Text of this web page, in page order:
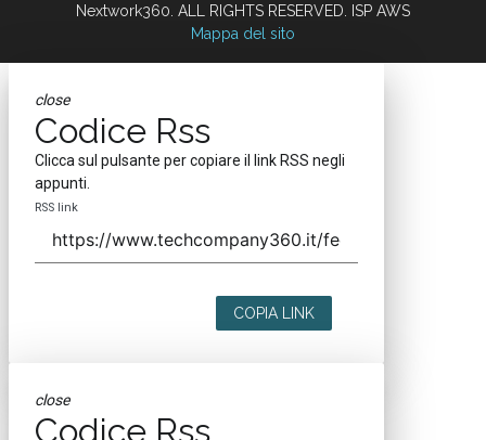
Nextwork360. ALL RIGHTS RESERVED. ISP AWS
Mappa del sito
close
Codice Rss
Clicca sul pulsante per copiare il link RSS negli
appunti.
RSS link
COPIA LINK
close
Codice Rss